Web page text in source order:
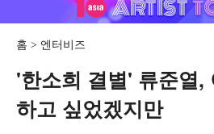
홈 엔터비즈
'한소희 결별' 류준열,
하고 싶었겠지만